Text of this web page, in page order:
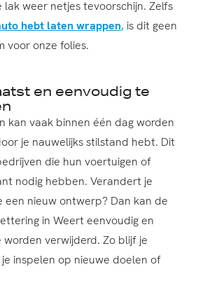
lak weer netjes tevoorschijn. Zelfs
hebt laten wrappen, is dit geen
voor onze folies.
en eenvoudig te
kan vaak binnen één dag worden
je nauwelijks stilstand hebt. Dit
die hun voertuigen of
nodig hebben. Verandert je
een nieuw ontwerp? Dan kan de
in Weert eenvoudig en
verwijderd. Zo blijf je
inspelen op nieuwe doelen of